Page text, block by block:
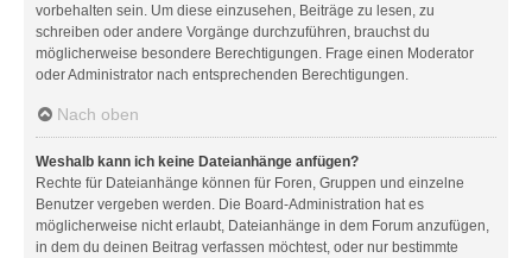
vorbehalten sein. Um diese einzusehen, Beiträge zu lesen, zu
schreiben oder andere Vorgänge durchzuführen, brauchst du
möglicherweise besondere Berechtigungen. Frage einen Moderator
oder Administrator nach entsprechenden Berechtigungen.
Nach oben
Weshalb kann ich keine Dateianhänge anfügen?
Rechte für Dateianhänge können für Foren, Gruppen und einzelne
Benutzer vergeben werden. Die Board-Administration hat es
möglicherweise nicht erlaubt, Dateianhänge in dem Forum anzufügen,
in dem du deinen Beitrag verfassen möchtest, oder nur bestimmte